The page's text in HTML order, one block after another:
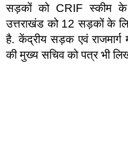
सड़कों को CRIF स्कीम
उत्तराखंड को 12 सड़कों के
है. केंद्रीय सड़क एवं
की मुख्य सचिव को पत्र भी